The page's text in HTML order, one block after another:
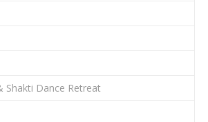
Shakti Dance Retreat